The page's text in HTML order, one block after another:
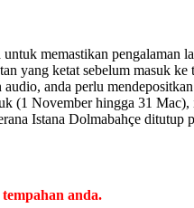
memastikan pengalaman
yang ketat sebelum masuk
anda perlu
(1 November hingga 31
Istana Dolmabahçe ditutup
anda.